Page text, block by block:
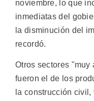
noviembre, lo que
inmediatas del
la disminución del
recordó.
Otros sectores "muy
fueron el de los
la construcción